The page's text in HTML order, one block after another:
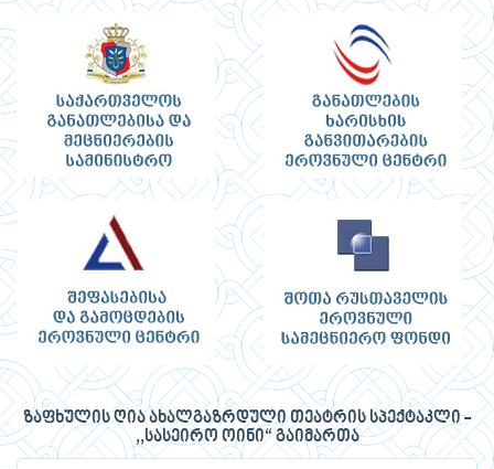
ზაფხულის ღია ახალგაზრდული თეატრის სპექტაკლი -
,,სასეირო ოინი“ გაიმართა